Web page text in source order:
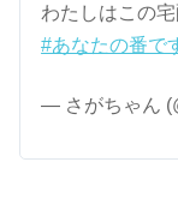
わたしはこの
#あなたの番で
— さがちゃん